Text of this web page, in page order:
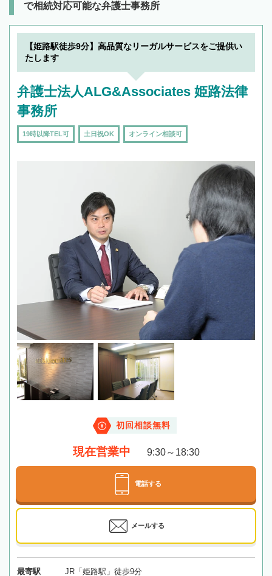
で相続対応可能な弁護士事務所
【姫路駅徒歩9分】高品質なリーガルサービスをご提供い
たします
弁護士法人ALG&Associates 姫路法律
事務所
19時以降TEL可 土日祝OK オンライン相談可
初回相談無料
現在営業中 9:30～18:30
電話する
メールする
最寄駅 JR「姫路駅」徒歩9分